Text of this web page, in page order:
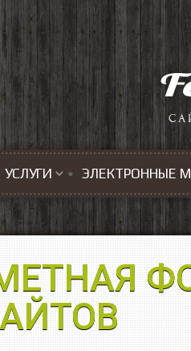
УСЛУГИ ЭЛЕКТРОННЫЕ